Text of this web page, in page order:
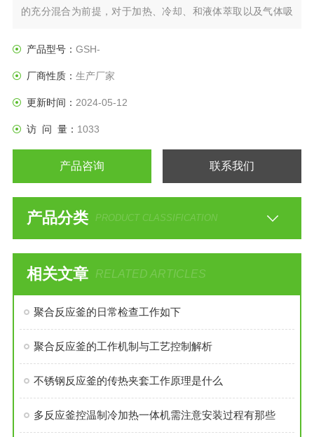
的充分混合为前提，对于加热、冷却、和液体萃取以及气体吸
是化工，制药等行业理想的所需设备。
产品型号： GSH-
厂商性质： 生产厂家
更新时间： 2024-05-12
访 问 量： 1033
产品咨询 联系我们
产品分类 PRODUCT CLASSIFICATION
相关文章 RELATED ARTICLES
聚合反应釜的日常检查工作如下
聚合反应釜的工作机制与工艺控制解析
不锈钢反应釜的传热夹套工作原理是什么
多反应釜控温制冷加热一体机需注意安装过程有那些